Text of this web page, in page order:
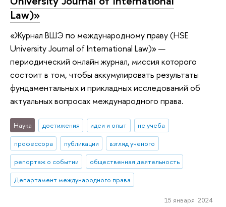
Law)»
«Журнал ВШЭ по международному праву (HSE
University Journal of International Law)» —
периодический онлайн журнал, миссия которого
состоит в том, чтобы аккумулировать результаты
фундаментальных и прикладных исследований об
актуальных вопросах международного права.
Наука достижения идеи и опыт
не учеба
профессора
публикации
взгляд ученого
репортаж о событии
общественная деятельность
Департамент международного права
15 января 2024